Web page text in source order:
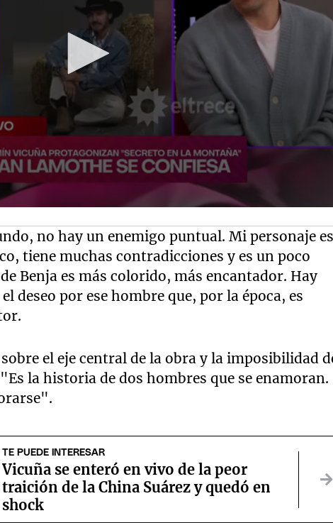
no hay un enemigo puntual. Mi personaje es
tiene muchas contradicciones y es un poco
Benja es más colorido, más encantador. Hay
deseo por ese hombre que, por la época, es
el eje central de la obra y la imposibilidad
la historia de dos hombres que se enamoran.
TE PUEDE INTERESAR
Vicuña se enteró en vivo de la peor
traición de la China Suárez y quedó en
shock